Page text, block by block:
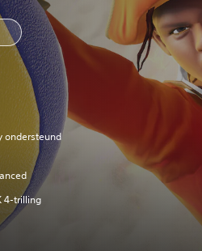
ondersteund
4-trilling